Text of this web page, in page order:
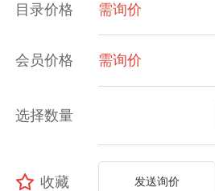
目录价格 需询价
会员价格 需询价
选择数量
收藏 发送询价